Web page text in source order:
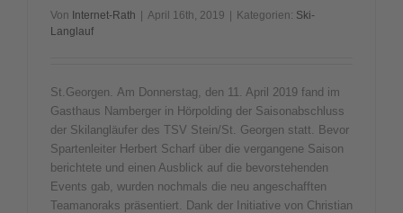
Von Internet-Rath April 16th, 2019 Kategorien: Ski-
Langlauf
St.Georgen. Am Donnerstag, den 11. April 2019 fand im
Gasthaus Namberger in Hörpolding der Saisonabschluss
der Skilangläufer des TSV Stein/St. Georgen statt. Bevor
Spartenleiter Herbert Scharf über die vergangene Saison
berichtete und einen Ausblick auf die bevorstehenden
Events gab, wurden nochmals die neu angeschafften
Teamanoraks präsentiert. Dank der Initiative von Christian